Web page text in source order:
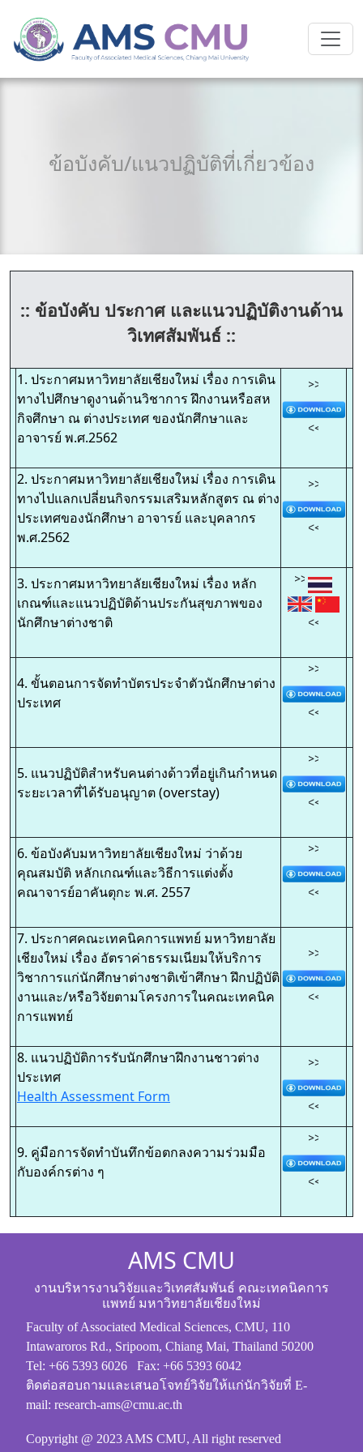
ข้อบังคับ/แนวปฏิบัติที่เกี่ยวข้อง
:: ข้อบังคับ ประกาศ และแนวปฏิบัติงานด้าน
วิเทศสัมพันธ์ ::
1. ประกาศมหาวิทยาลัยเชียงใหม่ เรื่อง การเดิน
ทางไปศึกษาดูงานด้านวิชาการ ฝึกงานหรือสห
กิจศึกษา ณ ต่างประเทศ ของนักศึกษาและ
อาจารย์ พ.ศ.2562
>>
<<
2. ประกาศมหาวิทยาลัยเชียงใหม่ เรื่อง การเดิน
ทางไปแลกเปลี่ยนกิจกรรมเสริมหลักสูตร ณ ต่าง
ประเทศของนักศึกษา อาจารย์ และบุคลากร
พ.ศ.2562
>>
<<
3. ประกาศมหาวิทยาลัยเชียงใหม่ เรื่อง หลัก
เกณฑ์และแนวปฏิบัติด้านประกันสุขภาพของ
นักศึกษาต่างชาติ
>>
<<
4. ขั้นตอนการจัดทำบัตรประจำตัวนักศึกษาต่าง
ประเทศ
>>
<<
5. แนวปฏิบัติสำหรับคนต่างด้าวที่อยู่เกินกำหนด
ระยะเวลาที่ได้รับอนุญาต (overstay)
>>
<<
6. ข้อบังคับมหาวิทยาลัยเชียงใหม่ ว่าด้วย
คุณสมบัติ หลักเกณฑ์และวิธีการแต่งตั้ง
คณาจารย์อาคันตุกะ พ.ศ. 2557
>>
<<
7. ประกาศคณะเทคนิคการแพทย์ มหาวิทยาลัย
เชียงใหม่ เรื่อง อัตราค่าธรรมเนียมให้บริการ
วิชาการแก่นักศึกษาต่างชาติเข้าศึกษา ฝึกปฏิบัติ
งานและ/หรือวิจัยตามโครงการในคณะเทคนิค
การแพทย์
>>
<<
8. แนวปฏิบัติการรับนักศึกษาฝึกงานชาวต่าง
ประเทศ
Health Assessment Form
>>
<<
9. คู่มือการจัดทำบันทึกข้อตกลงความร่วมมือ
กับองค์กรต่าง ๆ
>>
<<
AMS CMU
งานบริหารงานวิจัยและวิเทศสัมพันธ์ คณะเทคนิคการ
แพทย์ มหาวิทยาลัยเชียงใหม่
Faculty of Associated Medical Sciences, CMU, 110
Intawaroros Rd., Sripoom, Chiang Mai, Thailand 50200
Tel: +66 5393 6026 Fax: +66 5393 6042
ติดต่อสอบถามและเสนอโจทย์วิจัยให้แก่นักวิจัยที่ E-
mail: research-ams@cmu.ac.th
Copyright @ 2023 AMS CMU, All right reserved